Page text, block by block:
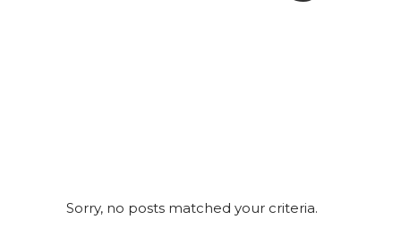
Sorry, no posts matched your criteria.